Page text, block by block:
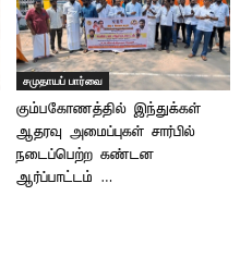
சமுதாயப் பார்வை
கும்பகோணத்தில் இந்துக்கள்
ஆதரவு அமைப்புகள் சார்பில்
நடைப்பெற்ற கண்டன
ஆர்ப்பாட்டம் …